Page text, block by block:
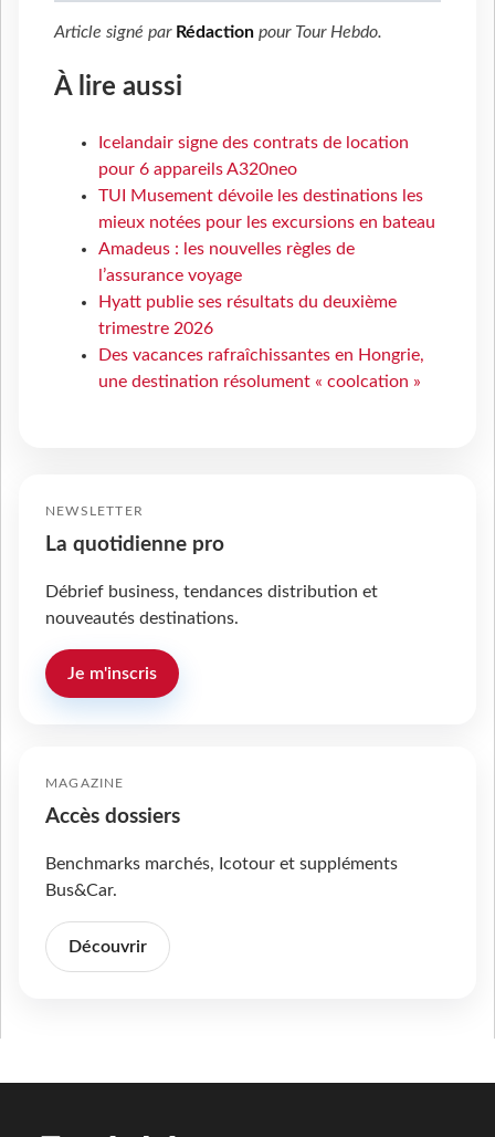
Article signé par Rédaction pour Tour Hebdo.
À lire aussi
Icelandair signe des contrats de location
pour 6 appareils A320neo
TUI Musement dévoile les destinations les
mieux notées pour les excursions en bateau
Amadeus : les nouvelles règles de
l’assurance voyage
Hyatt publie ses résultats du deuxième
trimestre 2026
Des vacances rafraîchissantes en Hongrie,
une destination résolument « coolcation »
NEWSLETTER
La quotidienne pro
Débrief business, tendances distribution et
nouveautés destinations.
Je m'inscris
MAGAZINE
Accès dossiers
Benchmarks marchés, Icotour et suppléments
Bus&Car.
Découvrir